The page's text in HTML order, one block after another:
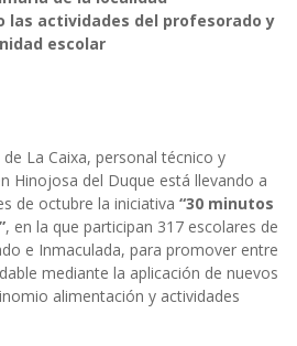
las actividades del profesorado y
escolar
La Caixa, personal técnico y
Hinojosa del Duque está llevando a
de octubre la iniciativa “30 minutos
, en la que participan 317 escolares de
e Inmaculada, para promover entre
mediante la aplicación de nuevos
alimentación y actividades